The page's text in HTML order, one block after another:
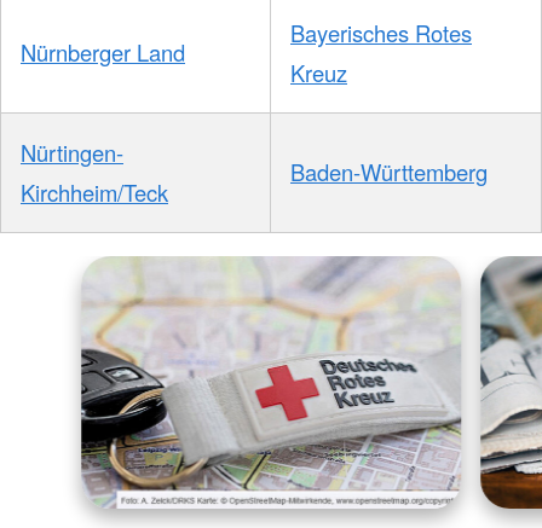
Nürnberger Land
Bayerisches Rotes
Kreuz
Nürtingen-
Kirchheim/Teck
Baden-Württemberg